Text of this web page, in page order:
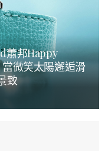
蕭邦Happy
微笑太陽邂逅滑
致